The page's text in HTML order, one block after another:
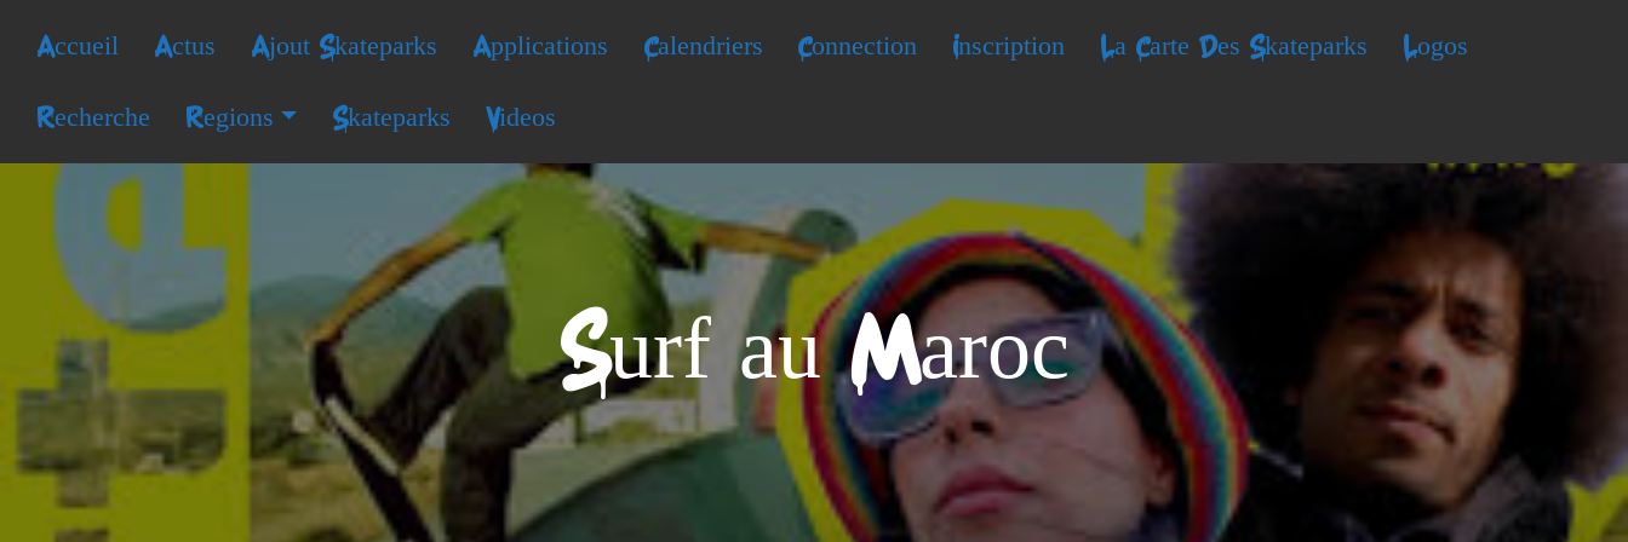
Accueil Actus Ajout Skateparks Applications Calendriers Connection Inscription La Carte Des Skateparks Logos
Recherche Regions Skateparks Videos
Surf au Maroc